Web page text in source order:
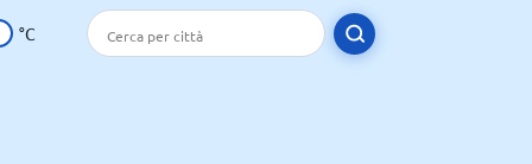
°C